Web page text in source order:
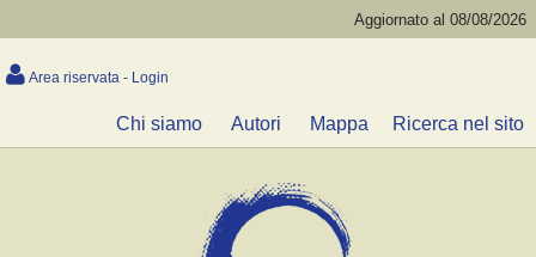
Aggiornato al 08/08/2026
Area riservata - Login
Chi siamo Autori Mappa Ricerca nel sito